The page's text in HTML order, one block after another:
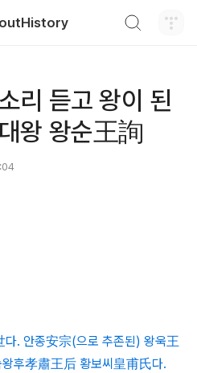
리 듣고 왕이 된
왕 왕순王詢
. 안종安宗(으로 추존된) 왕욱王
왕후孝肅王后 황보씨皇甫氏다.